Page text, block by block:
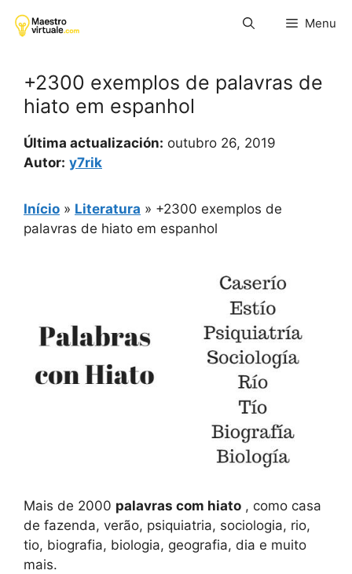
para
Menu
+2300 exemplos de palavras de
hiato em espanhol
Última actualización: outubro 26, 2019
Autor: y7rik
Início » Literatura » +2300 exemplos de
palavras de hiato em espanhol
Mais de 2000 palavras com hiato , como casa
de fazenda, verão, psiquiatria, sociologia, rio,
tio, biografia, biologia, geografia, dia e muito
mais.